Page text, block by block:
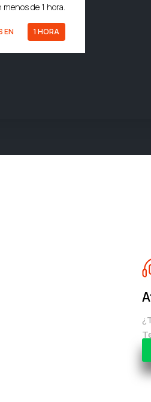
menos de 1 hora.
EN 1 HORA